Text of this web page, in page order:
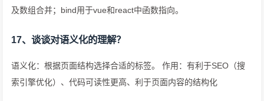
及数组合并；bind用于vue和react中函数指向。
17、谈谈对语义化的理解？
语义化：根据页面结构选择合适的标签。 作用：有利于SEO（搜
索引擎优化）、代码可读性更高、利于页面内容的结构化